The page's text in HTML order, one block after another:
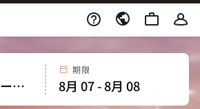
Bonvoy
期限